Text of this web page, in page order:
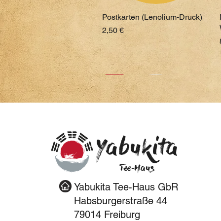
Postkarten (Lenolium-Druck)
Preis
2,50 €
Neu
Preis
25,00 €
Neu
Preis
19,90 €
Neu
Preis
19,90 €
Yabukita
Tee-Haus
Yabukita Tee-Haus GbR
Habsburgerstraße 44
79014 Freiburg